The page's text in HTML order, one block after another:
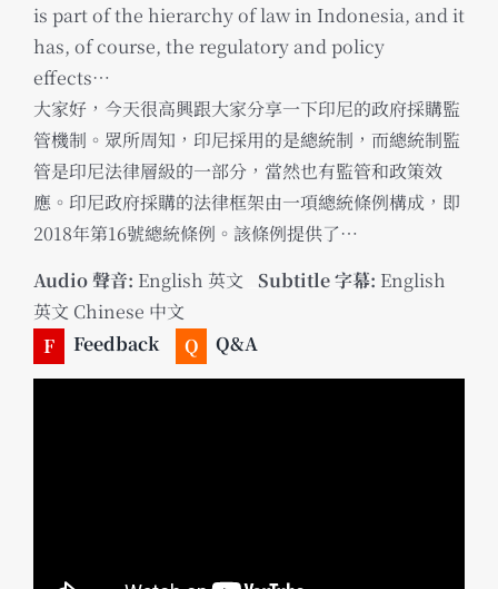
is part of the hierarchy of law in Indonesia, and it
has, of course, the regulatory and policy
effects…
大家好，今天很高興跟大家分享一下印尼的政府採購監
管機制。眾所周知，印尼採用的是總統制，而總統制監
管是印尼法律層級的一部分，當然也有監管和政策效
應。印尼政府採購的法律框架由一項總統條例構成，即
2018年第16號總統條例。該條例提供了…
Audio 聲音: English 英文 Subtitle 字幕: English
英文 Chinese 中文
F
Feedback Q Q&A